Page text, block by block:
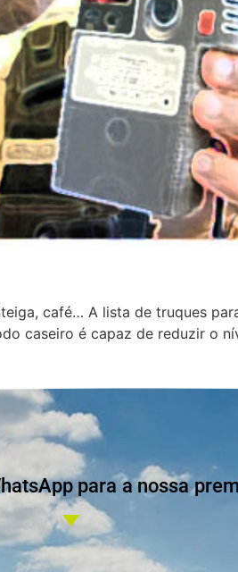
café… A lista de truques
caseiro é capaz de reduzir o
para a nossa